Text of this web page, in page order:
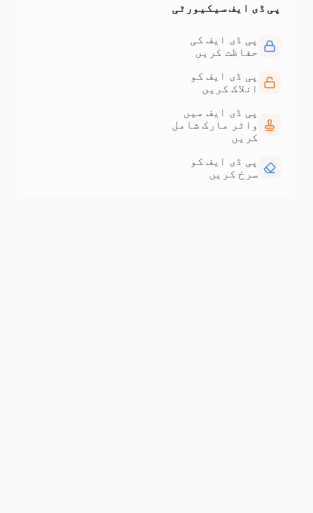
پی ڈی ایف سیکیورٹی
پی ڈی ایف کی
حفاظت کریں
پی ڈی ایف کو
انلاک کریں
پی ڈی ایف میں
واٹر مارک شامل
کریں
پی ڈی ایف کو
سرخ کریں